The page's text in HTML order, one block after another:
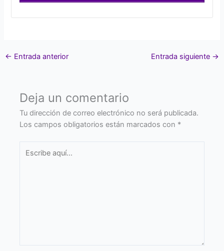
← Entrada anterior Entrada siguiente →
Deja un comentario
Tu dirección de correo electrónico no será publicada.
Los campos obligatorios están marcados con *
aquí...